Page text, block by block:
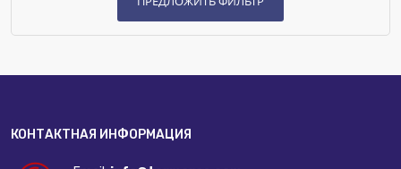
КОНТАКТНАЯ ИНФОРМАЦИЯ